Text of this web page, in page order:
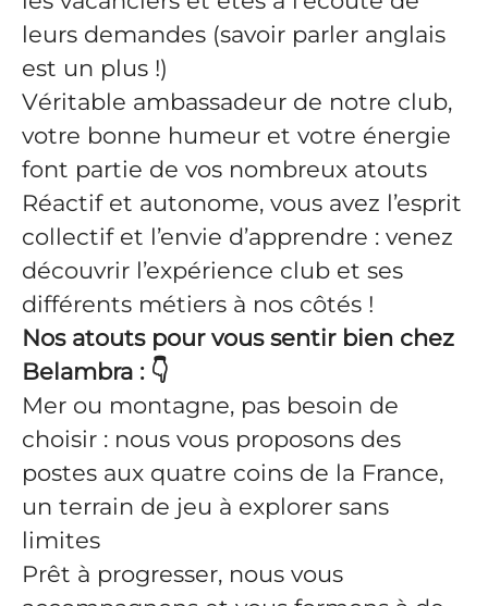
leurs demandes (savoir parler anglais
est un plus !)
Véritable ambassadeur de notre club,
votre bonne humeur et votre énergie
font partie de vos nombreux atouts
Réactif et autonome, vous avez l’esprit
collectif et l’envie d’apprendre : venez
découvrir l’expérience club et ses
différents métiers à nos côtés !
Nos atouts pour vous sentir bien chez
Belambra : 👇
Mer ou montagne, pas besoin de
choisir : nous vous proposons des
postes aux quatre coins de la France,
un terrain de jeu à explorer sans
limites
Prêt à progresser, nous vous